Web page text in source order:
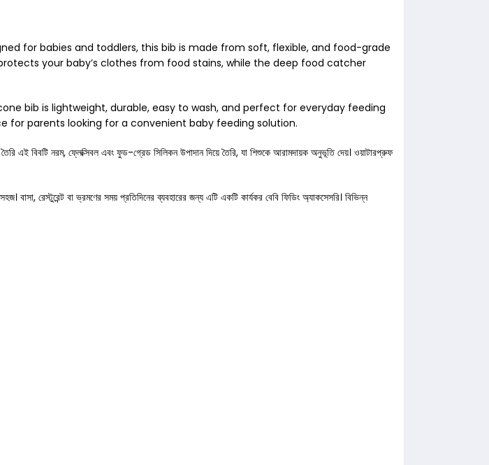
for babies and toddlers, this bib is made from soft, flexible, and food-grade
your baby’s clothes from food stains, while the deep food catcher
bib is lightweight, durable, easy to wash, and perfect for everyday feeding
for parents looking for a convenient baby feeding solution.
নরম, ফ্লেক্সিবল এবং ফুড-গ্রেড সিলিকন উপাদান দিয়ে তৈরি, যা শিশুকে আরামদায়ক অনুভূতি দেয়। ওয়াটারপ্রুফ
রেস্টুরেন্ট বা ভ্রমণের সময় প্রতিদিনের ব্যবহারের জন্য এটি একটি কার্যকর বেবি ফিডিং অ্যাকসেসরি। বিভিন্ন